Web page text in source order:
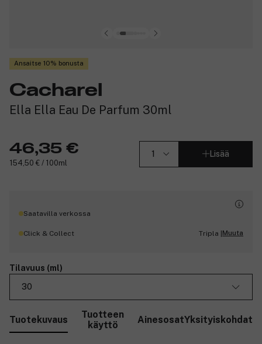
Ansaitse 10% bonusta
Cacharel
Ella Ella Eau De Parfum 30ml
46,35 €
154,50 € / 100ml
Lisää
Saatavilla verkossa
Click & Collect Tripla |Muuta
Tilavuus (ml)
30
Tuotekuvaus
Tuotteen
käyttö
AinesosatYksityiskohdat